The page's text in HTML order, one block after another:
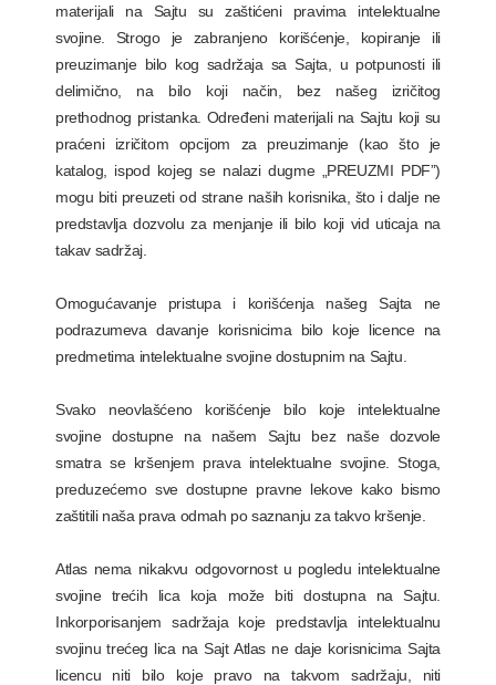
materijali na Sajtu su zaštićeni pravima intelektualne
svojine. Strogo je zabranjeno korišćenje, kopiranje ili
preuzimanje bilo kog sadržaja sa Sajta, u potpunosti ili
delimično, na bilo koji način, bez našeg izričitog
prethodnog pristanka. Određeni materijali na Sajtu koji su
praćeni izričitom opcijom za preuzimanje (kao što je
katalog, ispod kojeg se nalazi dugme „PREUZMI PDF”)
mogu biti preuzeti od strane naših korisnika, što i dalje ne
predstavlja dozvolu za menjanje ili bilo koji vid uticaja na
takav sadržaj.
Omogućavanje pristupa i korišćenja našeg Sajta ne
podrazumeva davanje korisnicima bilo koje licence na
predmetima intelektualne svojine dostupnim na Sajtu.
Svako neovlašćeno korišćenje bilo koje intelektualne
svojine dostupne na našem Sajtu bez naše dozvole
smatra se kršenjem prava intelektualne svojine. Stoga,
preduzećemo sve dostupne pravne lekove kako bismo
zaštitili naša prava odmah po saznanju za takvo kršenje.
Atlas nema nikakvu odgovornost u pogledu intelektualne
svojine trećih lica koja može biti dostupna na Sajtu.
Inkorporisanjem sadržaja koje predstavlja intelektualnu
svojinu trećeg lica na Sajt Atlas ne daje korisnicima Sajta
licencu niti bilo koje pravo na takvom sadržaju, niti